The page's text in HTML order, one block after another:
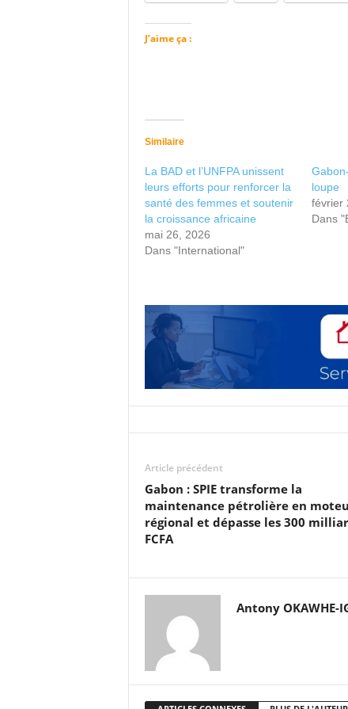
J’aime ça :
Similaire
La BAD et l’UNFPA unissent
leurs efforts pour renforcer la
santé des femmes et soutenir
la croissance africaine
mai 26, 2026
Dans "International"
loupe
février
Dans
Article précédent
Gabon : SPIE transforme la
maintenance pétrolière en
régional et dépasse les 300
FCFA
Antony OKAWHE-